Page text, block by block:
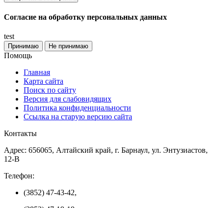
Согласие на обработку персональных данных
test
Принимаю Не принимаю
Помощь
Главная
Карта сайта
Поиск по сайту
Версия для слабовидящих
Политика конфиденциальности
Ссылка на старую версию сайта
Контакты
Адрес: 656065, Алтайский край, г. Барнаул, ул. Энтузиастов,
12-В
Телефон:
(3852) 47-43-42,